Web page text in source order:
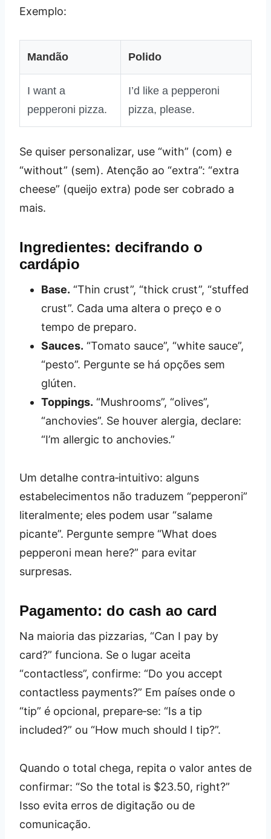
Exemplo:
Mandão Polido
I want a
pepperoni pizza.
I’d like a pepperoni
pizza, please.
Se quiser personalizar, use “with” (com) e
“without” (sem). Atenção ao “extra”: “extra
cheese” (queijo extra) pode ser cobrado a
mais.
Ingredientes: decifrando o
cardápio
Base. “Thin crust”, “thick crust”, “stuffed
crust”. Cada uma altera o preço e o
tempo de preparo.
Sauces. “Tomato sauce”, “white sauce”,
“pesto”. Pergunte se há opções sem
glúten.
Toppings. “Mushrooms”, “olives”,
“anchovies”. Se houver alergia, declare:
“I’m allergic to anchovies.”
Um detalhe contra‑intuitivo: alguns
estabelecimentos não traduzem “pepperoni”
literalmente; eles podem usar “salame
picante”. Pergunte sempre “What does
pepperoni mean here?” para evitar
surpresas.
Pagamento: do cash ao card
Na maioria das pizzarias, “Can I pay by
card?” funciona. Se o lugar aceita
“contactless”, confirme: “Do you accept
contactless payments?” Em países onde o
“tip” é opcional, prepare‑se: “Is a tip
included?” ou “How much should I tip?”.
Quando o total chega, repita o valor antes de
confirmar: “So the total is $23.50, right?”
Isso evita erros de digitação ou de
comunicação.